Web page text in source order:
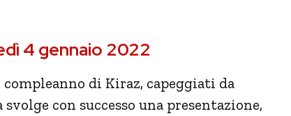
4 gennaio 2022
di Kiraz, capeggiati da
con successo una presentazione,